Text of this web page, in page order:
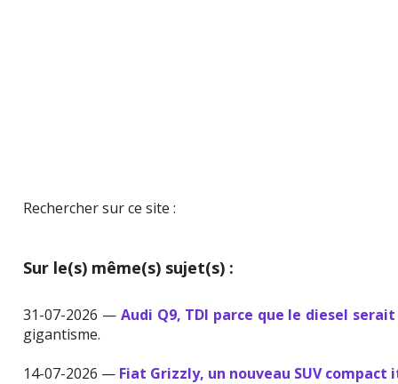
Rechercher sur ce site :
Sur le(s) même(s) sujet(s) :
31-07-2026 — Audi Q9, TDI parce que le diesel
gigantisme.
14-07-2026 — Fiat Grizzly, un nouveau SUV compact